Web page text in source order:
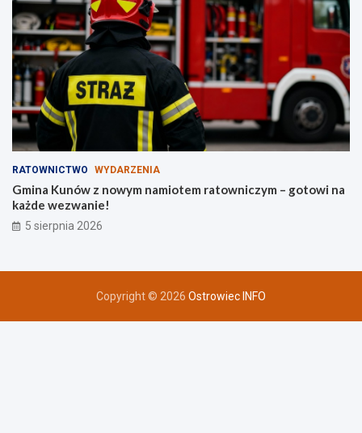
RATOWNICTWO WYDARZENIA
Gmina Kunów z nowym namiotem ratowniczym – gotowi na
każde wezwanie!
5 sierpnia 2026
Copyright © 2026 Ostrowiec INFO